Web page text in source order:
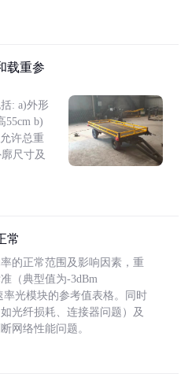
载重参
: a)外形
55cm b)
许总重
尺寸及
常
的正常范围及影响因素，重
（典型值为-3dBm
率光模块的参考值表格。同时
光纤损耗、连接器问题）及
网络性能问题。